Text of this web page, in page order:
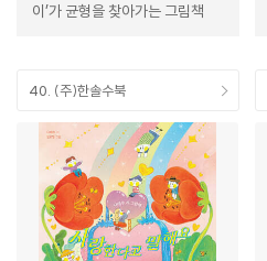
이’가 균형을 찾아가는 그림책
40. (주)한솔수북